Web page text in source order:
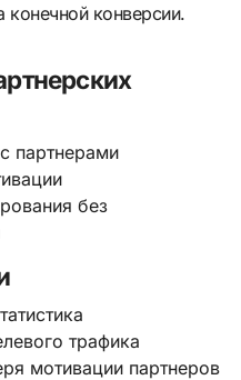
конечной конверсии.
партнерами
без
трафика
мотивации партнеров